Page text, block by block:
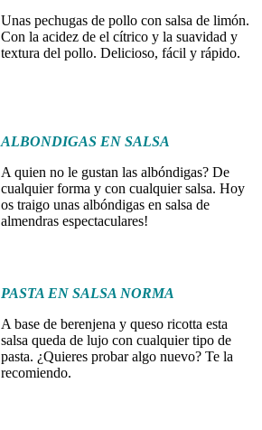
Unas pechugas de pollo con salsa de limón.
Con la acidez de el cítrico y la suavidad y
textura del pollo. Delicioso, fácil y rápido.
ALBONDIGAS EN SALSA
A quien no le gustan las albóndigas? De
cualquier forma y con cualquier salsa. Hoy
os traigo unas albóndigas en salsa de
almendras espectaculares!
PASTA EN SALSA NORMA
A base de berenjena y queso ricotta esta
salsa queda de lujo con cualquier tipo de
pasta. ¿Quieres probar algo nuevo? Te la
recomiendo.